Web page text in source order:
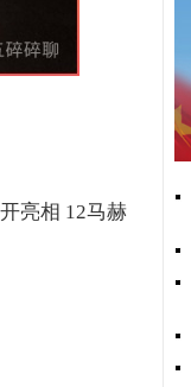
亮相 12马赫